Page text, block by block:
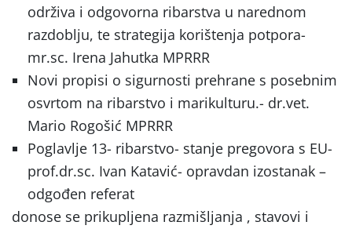
održiva i odgovorna ribarstva u narednom
razdoblju, te strategija korištenja potpora-
mr.sc. Irena Jahutka MPRRR
Novi propisi o sigurnosti prehrane s posebnim
osvrtom na ribarstvo i marikulturu.- dr.vet.
Mario Rogošić MPRRR
Poglavlje 13- ribarstvo- stanje pregovora s EU-
prof.dr.sc. Ivan Katavić- opravdan izostanak –
odgođen referat
donose se prikupljena razmišljanja , stavovi i